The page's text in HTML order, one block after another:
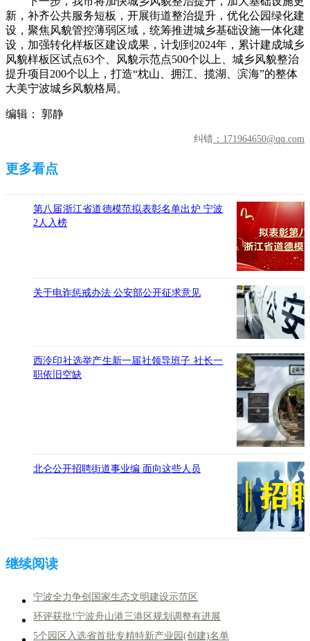
新，补齐公共服务短板，开展街道整治提升，优化公园绿化建
设，聚焦风貌管控薄弱区域，统筹推进城乡基础设施一体化建
设，加强转化样板区建设成果，计划到2024年，累计建成城乡
风貌样板区试点63个、风貌示范点500个以上、城乡风貌整治
提升项目200个以上，打造“枕山、拥江、揽湖、滨海”的整体
大美宁波城乡风貌格局。
编辑： 郭静
纠错 ：171964650@qq.com
第八届浙江省道德模范拟表彰名单出炉 宁波
2人入榜
关于电诈惩戒办法 公安部公开征求意见
西泠印社选举产生新一届社领导班子 社长一
职依旧空缺
北仑公开招聘街道事业编 面向这些人员
宁波全力争创国家生态文明建设示范区
环评获批!宁波舟山港三港区规划调整有进展
5个园区入选省首批专精特新产业园(创建)名单